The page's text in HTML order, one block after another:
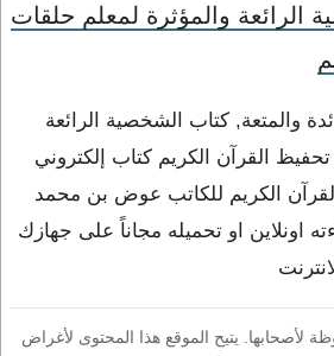
والمؤثرة لمعلم حلقات
والمتعة, كتاب الشخصية الرائعة
القرآن الكريم كتاب إلكتروني
الكريم للكاتب عوض بن محمد
اونلاين او تحميله مجاناً على جهازك
لأصحابها. يتيح الموقع هذا المحتوى لأغراض